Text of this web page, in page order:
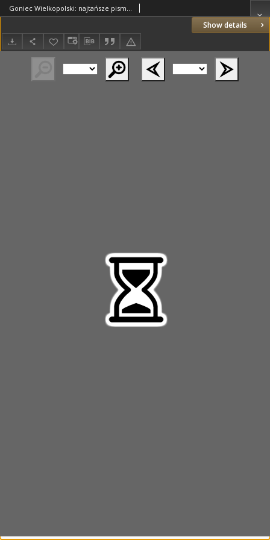
Show details
Goniec Wielkopolski: najtańsze pismo codzienne dla wszystkich stanów 1880.08.03 R.4 Nr175